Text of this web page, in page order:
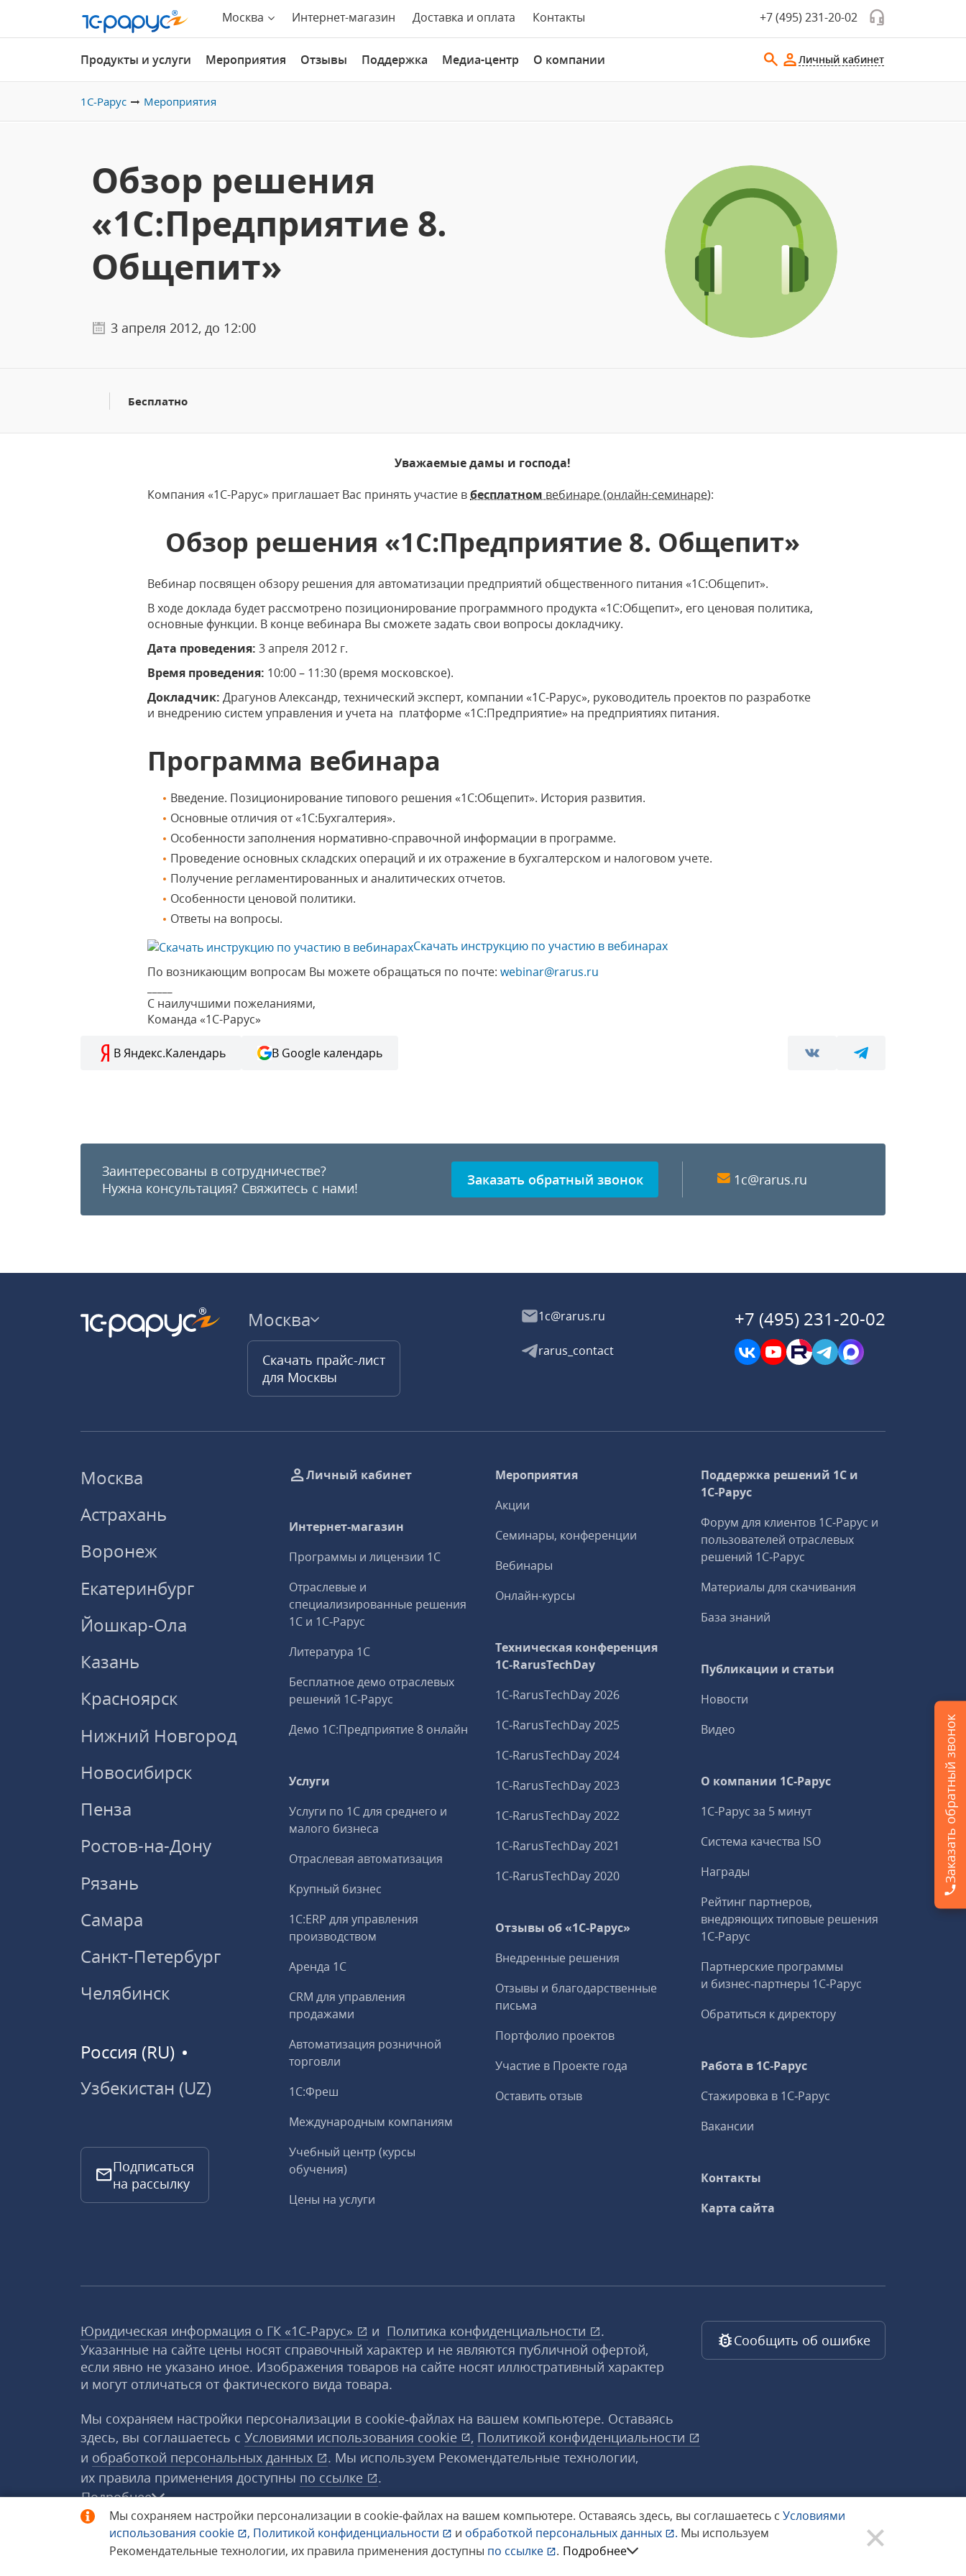
Москва Интернет-магазин Доставка и оплата Контакты +7 (495) 231-20-02
Продукты и услуги Мероприятия Отзывы Поддержка Медиа-центр О компании Личный кабинет
1С-Рарус Мероприятия
Обзор решения
«1С:Предприятие 8.
Общепит»
3 апреля 2012, до 12:00
Бесплатно
Уважаемые дамы и господа!
Компания «1С-Рарус» приглашает Вас принять участие вбесплатном вебинаре (онлайн-семинаре):
Обзор решения «1С:Предприятие 8. Общепит»
Вебинар посвящен обзору решения для автоматизации предприятий общественного питания «1С:Общепит».
В ходе доклада будет рассмотрено позиционирование программного продукта «1С:Общепит», его ценовая политика,
основные функции. В конце вебинара Вы сможете задать свои вопросы докладчику.
Дата проведения: 3 апреля 2012 г.
Время проведения: 10:00 – 11:30 (время московское).
Докладчик: Драгунов Александр, технический эксперт, компании «1С-Рарус», руководитель проектов по разработке
и внедрению систем управления и учета на платформе «1С:Предприятие» на предприятиях питания.
Программа вебинара
Введение. Позиционирование типового решения «1С:Общепит». История развития.
Основные отличия от «1С:Бухгалтерия».
Особенности заполнения нормативно-справочной информации в программе.
Проведение основных складских операций и их отражение в бухгалтерском и налоговом учете.
Получение регламентированных и аналитических отчетов.
Особенности ценовой политики.
Ответы на вопросы.
Скачать инструкцию по участию в вебинарах
По возникающим вопросам Вы можете обращаться по почте:webinar@rarus.ru
С наилучшими пожеланиями,
Команда «1С-Рарус»
В Яндекс.Календарь В Google календарь
Заинтересованы в сотрудничестве?
Нужна консультация? Свяжитесь с нами! Заказать обратный звонок 1c@rarus.ru
Мы сохраняем настройки персонализации в cookie‑файлах на вашем компьютере. Оставаясь здесь, вы соглашаетесь с Условиями
использования cookie , Политикой конфиденциальности и обработкой персональных данных . Мы используем
Рекомендательные технологии, их правила применения доступны по ссылке . Подробнее
Москва
Скачать прайс-лист
для Москвы
1c@rarus.ru
rarus_contact
+7 (495) 231-20-02
Москва
Астрахань
Воронеж
Екатеринбург
Йошкар-Ола
Казань
Красноярск
Нижний Новгород
Новосибирск
Пенза
Ростов-на-Дону
Рязань
Самара
Санкт-Петербург
Челябинск
Россия (RU)
Узбекистан (UZ)
Подписаться
на рассылку
Личный кабинет
Интернет-магазин
Программы и лицензии 1С
Отраслевые и
специализированные решения
1С и 1С‑Рарус
Литература 1С
Бесплатное демо отраслевых
решений 1С‑Рарус
Демо 1С:Предприятие 8 онлайн
Услуги
Услуги по 1С для среднего и
малого бизнеса
Отраслевая автоматизация
Крупный бизнес
1С:ERP для управления
производством
Аренда 1С
CRM для управления
продажами
Автоматизация розничной
торговли
1С:Фреш
Международным компаниям
Учебный центр (курсы
обучения)
Цены на услуги
Мероприятия
Акции
Семинары, конференции
Вебинары
Онлайн-курсы
Техническая конференция
1C‑RarusTechDay
1C‑RarusTechDay 2026
1C‑RarusTechDay 2025
1C‑RarusTechDay 2024
1C‑RarusTechDay 2023
1C‑RarusTechDay 2022
1C‑RarusTechDay 2021
1C‑RarusTechDay 2020
Отзывы об «1С-Рарус»
Внедренные решения
Отзывы и благодарственные
письма
Портфолио проектов
Участие в Проекте года
Оставить отзыв
Поддержка решений 1С и
1С‑Рарус
Форум для клиентов 1С‑Рарус и
пользователей отраслевых
решений 1С‑Рарус
Материалы для скачивания
База знаний
Публикации и статьи
Новости
Видео
О компании 1C-Рарус
1С-Рарус за 5 минут
Система качества ISO
Награды
Рейтинг партнеров,
внедряющих типовые решения
1С‑Рарус
Партнерские программы
и бизнес‑партнеры 1С‑Рарус
Обратиться к директору
Работа в 1С‑Рарус
Стажировка в 1С‑Рарус
Вакансии
Контакты
Карта сайта
Юридическая информация о ГК «1С‑Рарус» и Политика конфиденциальности
.
Указанные на сайте цены носят справочный характер и не являются публичной офертой,
если явно не указано иное. Изображения товаров на сайте носят иллюстративный характер
и могут отличаться от фактического вида товара.
Мы сохраняем настройки персонализации в cookie‑файлах на вашем компьютере. Оставаясь
здесь, вы соглашаетесь с Условиями использования cookie , Политикой конфиденциальности
и обработкой персональных данных
. Мы используем Рекомендательные технологии,
их правила применения доступны по ссылке
.
Подробнее
© 1998−2026 «1С‑Рарус» ®. Все права защищены.
Сообщить об ошибке
Заказать обратный звонок